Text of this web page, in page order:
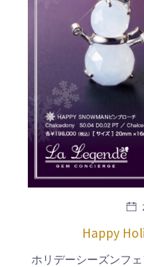
Happy
ホリデーシーズンフェ